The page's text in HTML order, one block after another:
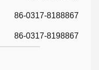
86-0317-8188867
86-0317-8198867